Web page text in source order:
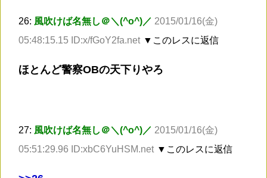
26: 風吹けば名無し＠＼(^o^)／ 2015/01/16(金)
05:48:15.15 ID:x/fGoY2fa.net ▼このレスに返信
ほとんど警察OBの天下りやろ
27: 風吹けば名無し＠＼(^o^)／ 2015/01/16(金)
05:51:29.96 ID:xbC6YuHSM.net ▼このレスに返信